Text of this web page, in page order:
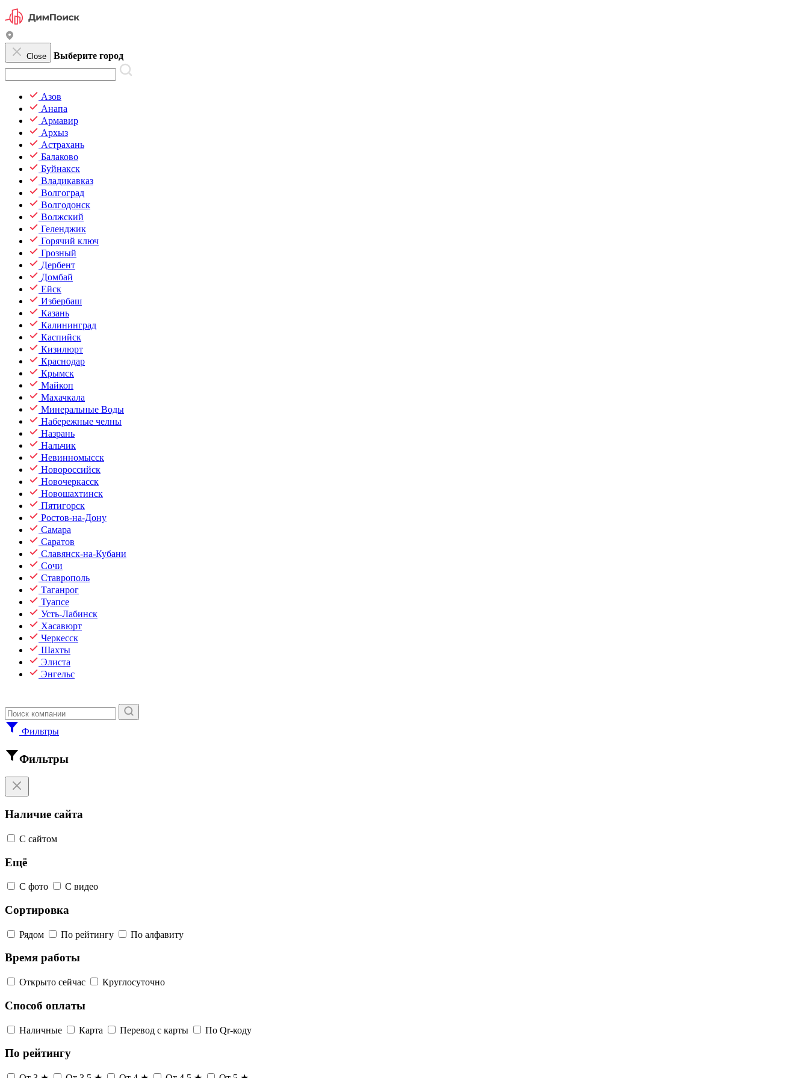
Close Выберите город
Азов
Анапа
Армавир
Архыз
Астрахань
Балаково
Буйнакск
Владикавказ
Волгоград
Волгодонск
Волжский
Геленджик
Горячий ключ
Грозный
Дербент
Домбай
Ейск
Избербаш
Казань
Калининград
Каспийск
Кизилюрт
Краснодар
Крымск
Майкоп
Махачкала
Минеральные Воды
Набережные челны
Назрань
Нальчик
Невинномысск
Новороссийск
Новочеркасск
Новошахтинск
Пятигорск
Ростов-на-Дону
Самара
Саратов
Славянск-на-Кубани
Сочи
Ставрополь
Таганрог
Туапсе
Усть-Лабинск
Хасавюрт
Черкесск
Шахты
Элиста
Энгельс
Фильтры
Фильтры
Наличие сайта
С сайтом
Ещё
С фото С видео
Сортировка
Рядом По рейтингу По алфавиту
Время работы
Открыто сейчас Круглосуточно
Способ оплаты
Наличные Карта Перевод с карты По Qr-коду
По рейтингу